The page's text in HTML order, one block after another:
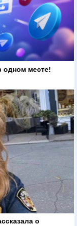
одном месте!
о